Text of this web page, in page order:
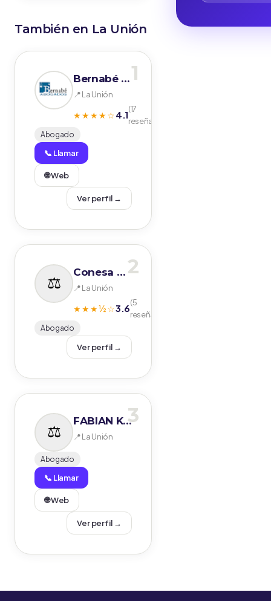
También en La Unión
1
Bernabé Abogados S.L.
📍 La Unión
★★★★☆4.1(17
reseñas)
Abogado
📞 Llamar
🌐 Web
Ver perfil →
2
Conesa Rosique Abogados
📍 La Unión
★★★½☆3.6(5
reseñas)
Abogado
Ver perfil →
3
FABIAN KESSELI ABOGADO ANWALT LAWYER
📍 La Unión
Abogado
📞 Llamar
🌐 Web
Ver perfil →